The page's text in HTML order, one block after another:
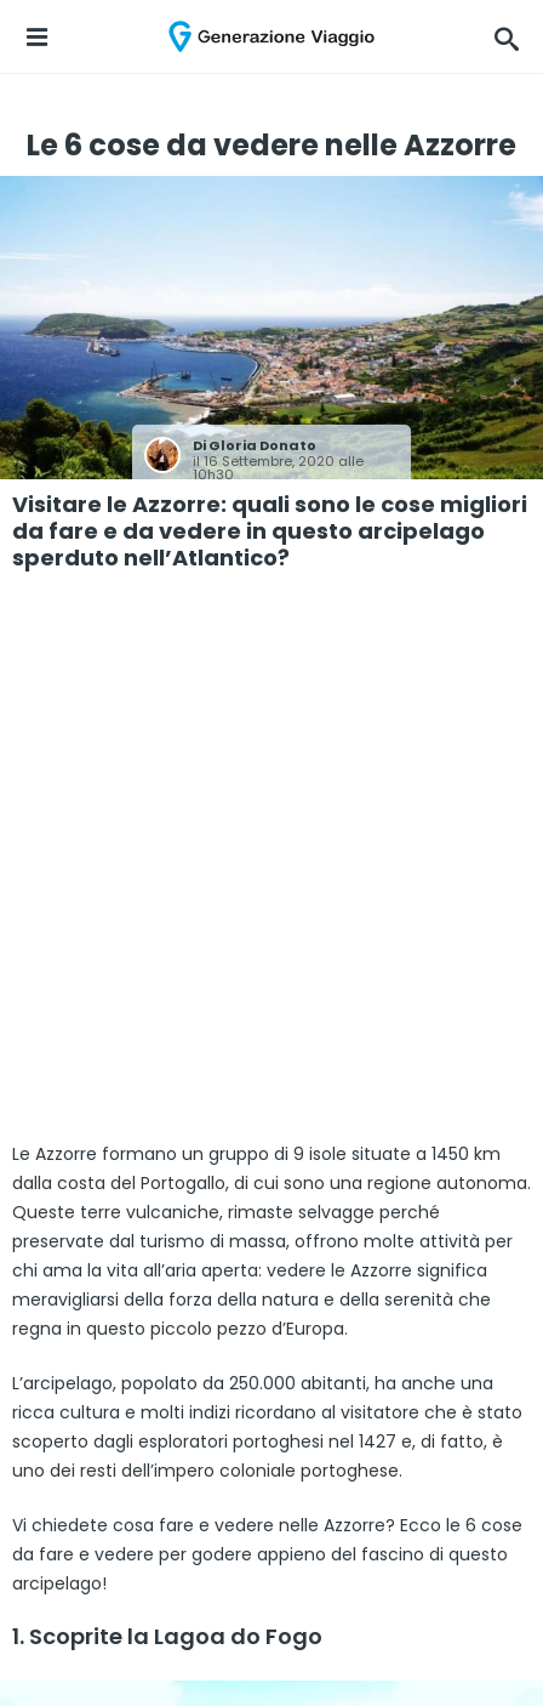
Le 6 cose da vedere nelle Azzorre
DiGloria Donato
il 16 Settembre, 2020 alle
10h30
Visitare le Azzorre: quali sono le cose migliori
da fare e da vedere in questo arcipelago
sperduto nell’Atlantico?
Le Azzorre formano un gruppo di 9 isole situate a 1450 km
dalla costa del Portogallo, di cui sono una regione autonoma.
Queste terre vulcaniche, rimaste selvagge perché
preservate dal turismo di massa, offrono molte attività per
chi ama la vita all’aria aperta: vedere le Azzorre significa
meravigliarsi della forza della natura e della serenità che
regna in questo piccolo pezzo d’Europa.
L’arcipelago, popolato da 250.000 abitanti, ha anche una
ricca cultura e molti indizi ricordano al visitatore che è stato
scoperto dagli esploratori portoghesi nel 1427 e, di fatto, è
uno dei resti dell’impero coloniale portoghese.
Vi chiedete cosa fare e vedere nelle Azzorre? Ecco le 6 cose
da fare e vedere per godere appieno del fascino di questo
arcipelago!
1. Scoprite la Lagoa do Fogo